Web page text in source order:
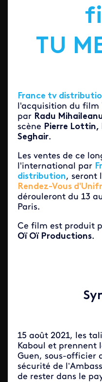
TU
France tv
l'acquisition du film
par Radu
scène Pierre Lottin,
Seghair.
Les ventes de ce
l'international par
distribution, seront
Rendez-Vous
dérouleront du 13
Paris.
Ce film est produit
Oï Oï Productions.
15 août 2021, les
Kaboul et prennent
Guen, sous-officier
sécurité de
de rester dans le